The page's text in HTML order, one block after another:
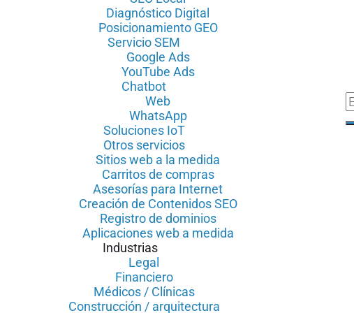
Diagnóstico Digital
Posicionamiento GEO
Servicio SEM
Google Ads
YouTube Ads
Chatbot
Web
WhatsApp
Soluciones IoT
Otros servicios
Sitios web a la medida
Carritos de compras
Asesorías para Internet
Creación de Contenidos SEO
Registro de dominios
Aplicaciones web a medida
Industrias
Legal
Financiero
Médicos / Clínicas
Construcción / arquitectura